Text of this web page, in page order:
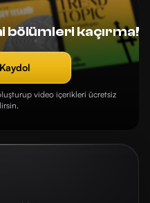
bölümleri kaçırma!
video içerikleri ücretsiz